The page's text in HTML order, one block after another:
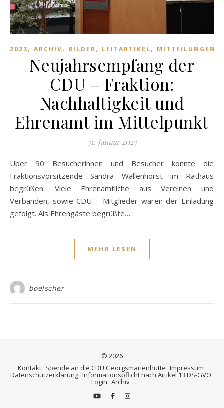
2023, ARCHIV, BILDER, LEITARTIKEL, MITTEILUNGEN
Neujahrsempfang der
CDU – Fraktion:
Nachhaltigkeit und
Ehrenamt im Mittelpunkt
31. Januar 2023
Über 90 Besucherinnen und Besucher konnte die
Fraktionsvorsitzende Sandra Wallenhorst im Rathaus
begrüßen. Viele Ehrenamtliche aus Vereinen und
Verbänden, sowie CDU – Mitglieder waren der Einladung
gefolgt. Als Ehrengäste begrüßte…
MEHR LESEN
boelscher
© 2026
Kontakt Spende an die CDU Georgsmarienhütte Impressum
Datenschutzerklärung Informationspflicht nach Artikel 13 DS-GVO
Login Archiv